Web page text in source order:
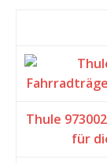
Thule
für